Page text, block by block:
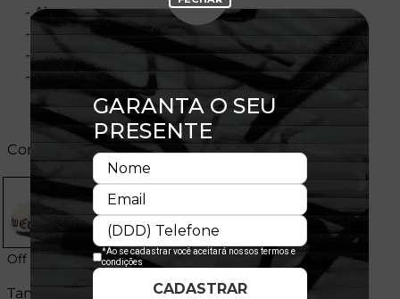
- Aba reta
- Flag New Era® bordada na lateral esquerda
- Licença oficial
- Composição:100% Poliéster
Cores:
Off White
Tamanhos: